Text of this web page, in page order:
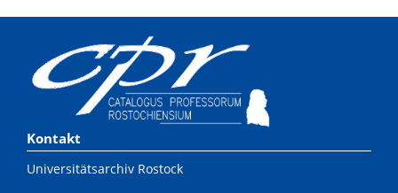
Kontakt
Universitätsarchiv Rostock